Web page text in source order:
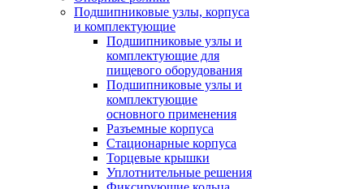
Подшипниковые узлы, корпуса
и комплектующие
Подшипниковые узлы и
комплектующие для
пищевого оборудования
Подшипниковые узлы и
комплектующие
основного применения
Разъемные корпуса
Стационарные корпуса
Торцевые крышки
Уплотнительные решения